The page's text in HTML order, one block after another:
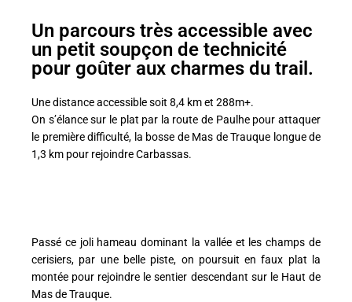
Un parcours très accessible avec
un petit soupçon de technicité
pour goûter aux charmes du trail.
Une distance accessible soit 8,4 km et 288m+.
On s’élance sur le plat par la route de Paulhe pour attaquer
le première difficulté, la bosse de Mas de Trauque longue de
1,3 km pour rejoindre Carbassas.
Passé ce joli hameau dominant la vallée et les champs de
cerisiers, par une belle piste, on poursuit en faux plat la
montée pour rejoindre le sentier descendant sur le Haut de
Mas de Trauque.